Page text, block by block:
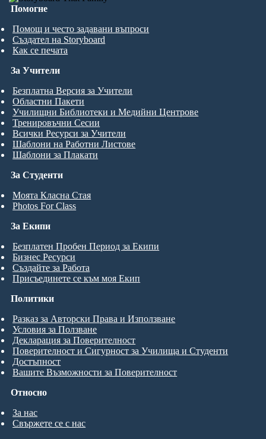
Помогне
Помощ и често задавани въпроси
Създател на Storyboard
Как се печата
За Студенти
Моята Класна Стая
Photos For Class
За Учители
Безплатна Версия за Учители
Областни Пакети
Училищни Библиотеки и Медийни Центрове
Тренировъчни Сесии
Всички Ресурси за Учители
Шаблони на Работни Листове
Шаблони за Плакати
За Екипи
Безплатен Пробен Период за Екипи
Бизнес Ресурси
Създайте за Работа
Присъединете се към моя Екип
Относно
За нас
Свържете се с нас
Политики
Разказ за Авторски Права и Използване
Условия за Ползване
Декларация за Поверителност
Поверителност и Сигурност за Училища и Студенти
Достъпност
Вашите Възможности за Поверителност